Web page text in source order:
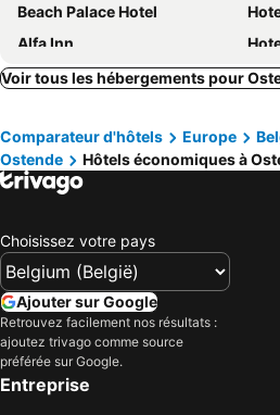
Beach Palace Hotel
Alfa Inn
Hotel Cocoon
Cosmopolite Hotel Nieuwpoort-Bad
C-
C-Hotels Silt
Hotel Louisa
C-Hotels Zeegalm
Hotel Saint Sauveur by WP Hotels
The Ostendian
C-Hotels Burlington
Hotel De Zeebries
The CORNR Hotel
Voir tous les hébergements pour
Comparateur d'hôtels Europe
Ostende
Hôtels économiques à
Choisissez votre pays
Ajouter sur Google
Retrouvez facilement nos résultats :
ajoutez trivago comme source
préférée sur Google.
Entreprise